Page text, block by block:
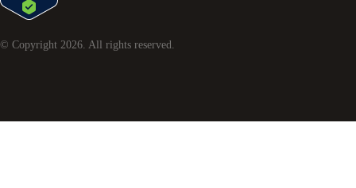
© Copyright 2026. All rights reserved.